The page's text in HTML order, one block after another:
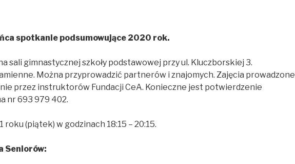
spotkanie podsumowujące 2020 rok.
sali gimnastycznej szkoły podstawowej przy ul. Kluczborskiej 3.
Można przyprowadzić partnerów i znajomych. Zajęcia prowadzone
przez instruktorów Fundacji CeA. Konieczne jest potwierdzenie
nr 693 979 402.
roku (piątek) w godzinach 18:15 – 20:15.
Seniorów: